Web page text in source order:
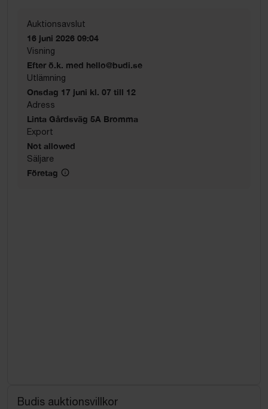
Auktionsavslut
16 juni 2026 09:04
Visning
Efter ö.k. med hello@budi.se
Utlämning
Onsdag 17 juni kl. 07 till 12
Adress
Linta Gårdsväg 5A Bromma
Export
Not allowed
Säljare
Företag
Budis auktionsvillkor